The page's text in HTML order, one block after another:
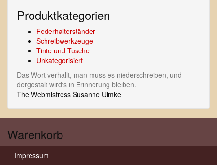
Produktkategorien
Federhalterständer
Schreibwerkzeuge
Tinte und Tusche
Unkategorisiert
Das Wort verhallt, man muss es niederschreiben, und
dergestalt wird's in Erinnerung bleiben.
The Webmistress Susanne Ulmke
Warenkorb
Impressum